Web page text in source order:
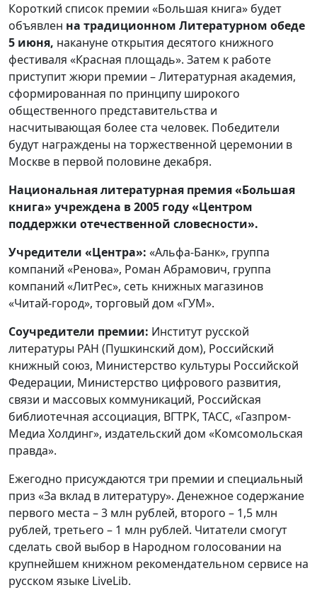
Короткий список премии «Большая книга» будет
объявлен на традиционном Литературном обеде
5 июня, накануне открытия десятого книжного
фестиваля «Красная площадь». Затем к работе
приступит жюри премии – Литературная академия,
сформированная по принципу широкого
общественного представительства и
насчитывающая более ста человек. Победители
будут награждены на торжественной церемонии в
Москве в первой половине декабря.
Национальная литературная премия «Большая
книга» учреждена в 2005 году «Центром
поддержки отечественной словесности».
Учредители «Центра»: «Альфа-Банк», группа
компаний «Ренова», Роман Абрамович, группа
компаний «ЛитРес», сеть книжных магазинов
«Читай-город», торговый дом «ГУМ».
Соучредители премии: Институт русской
литературы РАН (Пушкинский дом), Российский
книжный союз, Министерство культуры Российской
Федерации, Министерство цифрового развития,
связи и массовых коммуникаций, Российская
библиотечная ассоциация, ВГТРК, ТАСС, «Газпром-
Медиа Холдинг», издательский дом «Комсомольская
правда».
Ежегодно присуждаются три премии и специальный
приз «За вклад в литературу». Денежное содержание
первого места – 3 млн рублей, второго – 1,5 млн
рублей, третьего – 1 млн рублей. Читатели смогут
сделать свой выбор в Народном голосовании на
крупнейшем книжном рекомендательном сервисе на
русском языке LiveLib.